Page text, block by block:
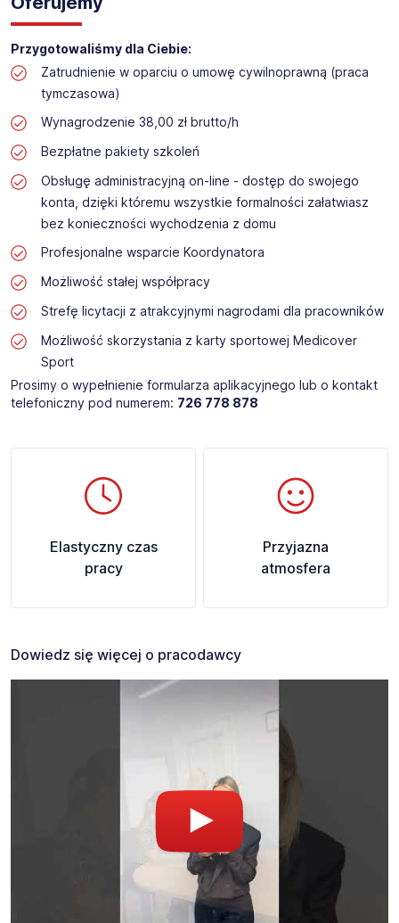
Przygotowaliśmy dla Ciebie:
Zatrudnienie w oparciu o umowę cywilnoprawną (praca
tymczasowa)
Wynagrodzenie 38,00 zł brutto/h
Bezpłatne pakiety szkoleń
Obsługę administracyjną on-line - dostęp do swojego
konta, dzięki któremu wszystkie formalności załatwiasz
bez konieczności wychodzenia z domu
Profesjonalne wsparcie Koordynatora
Możliwość stałej współpracy
Strefę licytacji z atrakcyjnymi nagrodami dla pracowników
Możliwość skorzystania z karty sportowej Medicover
Sport
Prosimy o wypełnienie formularza aplikacyjnego lub o kontakt
telefoniczny pod numerem: 726 778 878
Elastyczny czas
pracy
Przyjazna
atmosfera
Dowiedz się więcej o pracodawcy